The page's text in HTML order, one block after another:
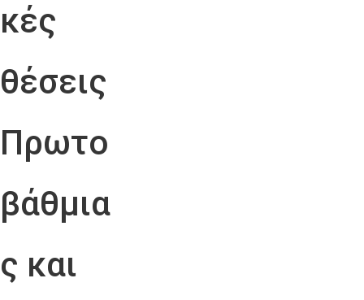
κές
θέσεις
Πρωτο
βάθμια
ς και